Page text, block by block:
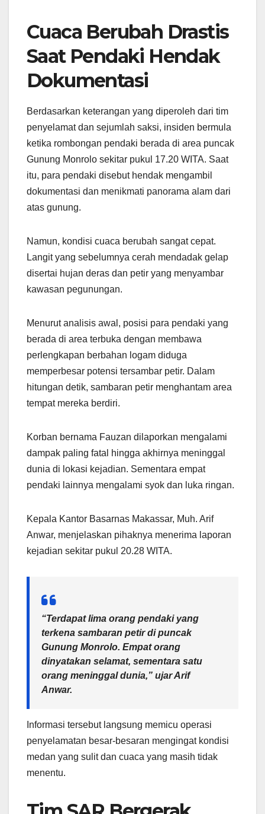
Cuaca Berubah Drastis
Saat Pendaki Hendak
Dokumentasi
Berdasarkan keterangan yang diperoleh dari tim
penyelamat dan sejumlah saksi, insiden bermula
ketika rombongan pendaki berada di area puncak
Gunung Monrolo sekitar pukul 17.20 WITA. Saat
itu, para pendaki disebut hendak mengambil
dokumentasi dan menikmati panorama alam dari
atas gunung.
Namun, kondisi cuaca berubah sangat cepat.
Langit yang sebelumnya cerah mendadak gelap
disertai hujan deras dan petir yang menyambar
kawasan pegunungan.
Menurut analisis awal, posisi para pendaki yang
berada di area terbuka dengan membawa
perlengkapan berbahan logam diduga
memperbesar potensi tersambar petir. Dalam
hitungan detik, sambaran petir menghantam area
tempat mereka berdiri.
Korban bernama Fauzan dilaporkan mengalami
dampak paling fatal hingga akhirnya meninggal
dunia di lokasi kejadian. Sementara empat
pendaki lainnya mengalami syok dan luka ringan.
Kepala Kantor Basarnas Makassar, Muh. Arif
Anwar, menjelaskan pihaknya menerima laporan
kejadian sekitar pukul 20.28 WITA.
“Terdapat lima orang pendaki yang
terkena sambaran petir di puncak
Gunung Monrolo. Empat orang
dinyatakan selamat, sementara satu
orang meninggal dunia,” ujar Arif
Anwar.
Informasi tersebut langsung memicu operasi
penyelamatan besar-besaran mengingat kondisi
medan yang sulit dan cuaca yang masih tidak
menentu.